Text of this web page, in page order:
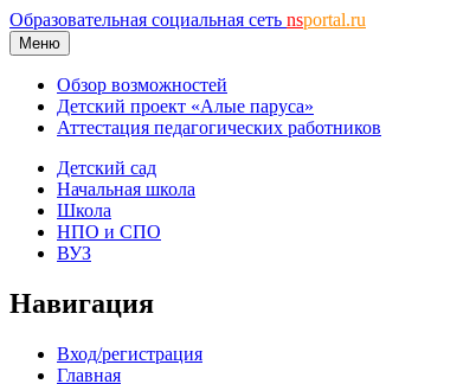
Образовательная социальная сеть nsportal.ru
Меню
Обзор возможностей
Детский проект «Алые паруса»
Аттестация педагогических работников
Детский сад
Начальная школа
Школа
НПО и СПО
ВУЗ
Навигация
Вход/регистрация
Главная